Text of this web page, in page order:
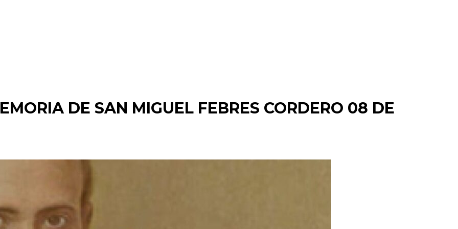
DE SAN MIGUEL FEBRES CORDERO 08 DE